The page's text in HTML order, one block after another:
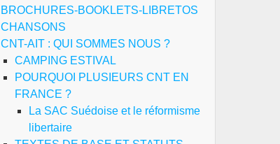
BROCHURES-BOOKLETS-LIBRETOS
CHANSONS
CNT-AIT : QUI SOMMES NOUS ?
CAMPING ESTIVAL
POURQUOI PLUSIEURS CNT EN
FRANCE ?
La SAC Suédoise et le réformisme
libertaire